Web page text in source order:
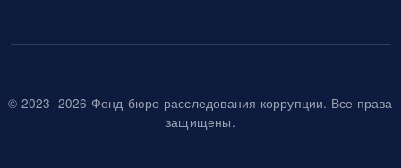
© 2023–2026 Фонд-бюро расследования коррупции. Все права
защищены.